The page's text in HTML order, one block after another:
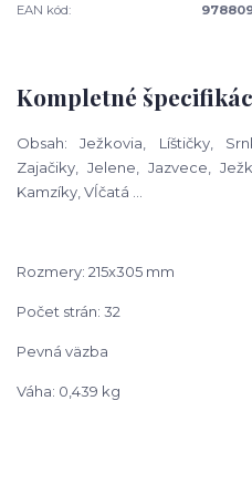
EAN kód:
Kompletné
Obsah: Ježkovia, Líštičky,
Zajačiky, Jelene,Jazvece,
Kamzíky, Vĺčatá ...
Rozmery: 215x305 mm
Počet strán: 32
Pevná väzba
Váha: 0,439 kg